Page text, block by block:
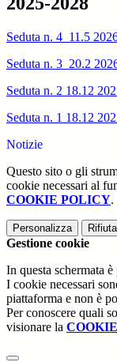
Seduta n. 4 11.5
Seduta n. 3 20.2
Seduta n. 2 18.12
Seduta n. 1 18.12
Notizie
Questo sito o gli
cookie necessari al
COOKIE POLICY.
Personalizza
Gestione cookie
In questa schermata
I cookie necessari
piattaforma e non è
Per conoscere quali
visionare la